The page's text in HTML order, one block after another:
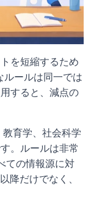
を短縮するため
ールは同一では
すると、減点の
育学、社会科学
。ルールは非常
ての情報源に対
降だけでなく、